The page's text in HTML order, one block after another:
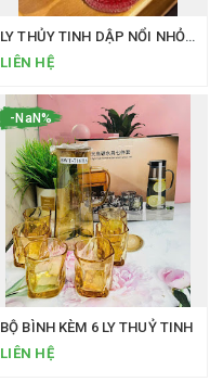
LY THỦY TINH DẬP NỔI NHỎ XINH MÀ “CÓ VÕ
LIÊN HỆ
-NaN%
BỘ BÌNH KÈM 6 LY THUỶ TINH
LIÊN HỆ